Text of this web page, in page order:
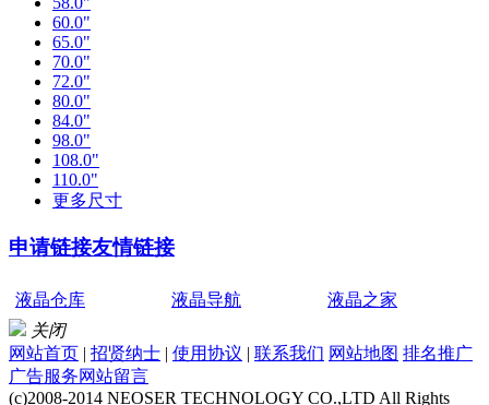
60.0"
65.0"
70.0"
72.0"
80.0"
84.0"
98.0"
108.0"
110.0"
更多尺寸
申请链接友情链接
液晶仓库 液晶导航
液晶之家
关闭
网站首页 | 招贤纳士 | 使用协议 | 联系我们 网站地图 排名推广
广告服务网站留言
(c)2008-2014 NEOSER TECHNOLOGY CO.,LTD All Rights